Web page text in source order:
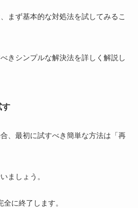
まず基本的な対処法を試してみるこ
きシンプルな解決法を詳しく解説し
す
、最初に試すべき簡単な方法は「再
ましょう。
に終了します。